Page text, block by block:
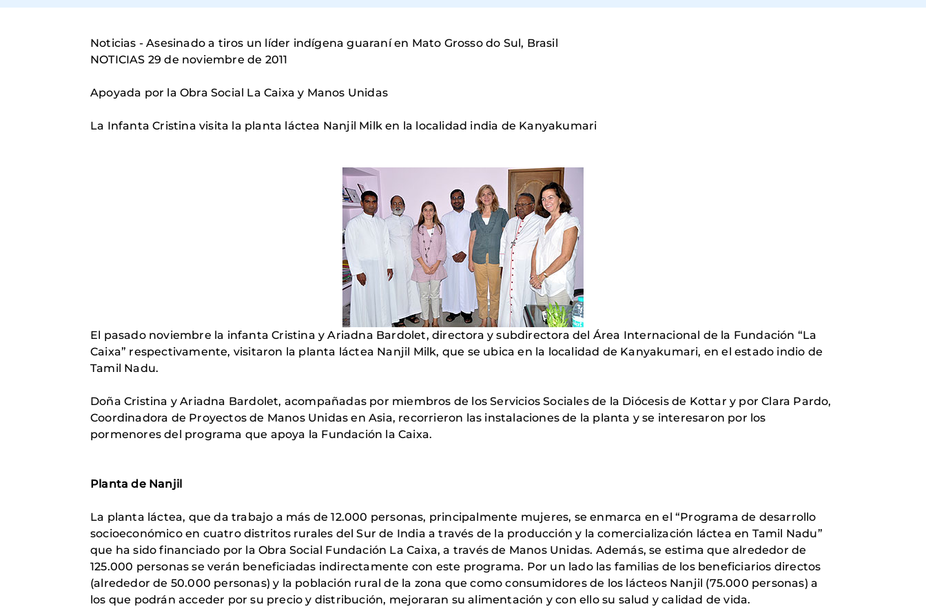
Noticias - Asesinado a tiros un líder indígena guaraní en Mato Grosso do Sul, Brasil
NOTICIAS 29 de noviembre de 2011
Apoyada por la Obra Social La Caixa y Manos Unidas
La Infanta Cristina visita la planta láctea Nanjil Milk en la localidad india de Kanyakumari
El pasado noviembre la infanta Cristina y Ariadna Bardolet, directora y subdirectora del Área Internacional de la Fundación “La
Caixa” respectivamente, visitaron la planta láctea Nanjil Milk, que se ubica en la localidad de Kanyakumari, en el estado indio de
Tamil Nadu.
Doña Cristina y Ariadna Bardolet, acompañadas por miembros de los Servicios Sociales de la Diócesis de Kottar y por Clara Pardo,
Coordinadora de Proyectos de Manos Unidas en Asia, recorrieron las instalaciones de la planta y se interesaron por los
pormenores del programa que apoya la Fundación la Caixa.
Planta de Nanjil
La planta láctea, que da trabajo a más de 12.000 personas, principalmente mujeres, se enmarca en el “Programa de desarrollo
socioeconómico en cuatro distritos rurales del Sur de India a través de la producción y la comercialización láctea en Tamil Nadu”
que ha sido financiado por la Obra Social Fundación La Caixa, a través de Manos Unidas. Además, se estima que alrededor de
125.000 personas se verán beneficiadas indirectamente con este programa. Por un lado las familias de los beneficiarios directos
(alrededor de 50.000 personas) y la población rural de la zona que como consumidores de los lácteos Nanjil (75.000 personas) a
los que podrán acceder por su precio y distribución, mejoraran su alimentación y con ello su salud y calidad de vida.